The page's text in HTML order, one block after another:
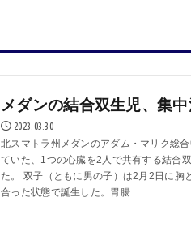
メダンの結合双生児、集
2023.03.30
北スマトラ州メダンのアダム・マリク総
ていた、1つの心臓を2人で共有する結合
た。 双子（ともに男の子）は2月2日に胸
合った状態で誕生した。胃腸...